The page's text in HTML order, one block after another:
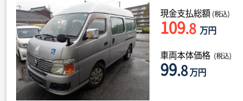
現金支払総額 (税込)
109.8 万円
車両本体価格 (税込)
99.8万円